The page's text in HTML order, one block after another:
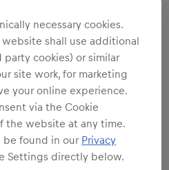
necessary cookies.
shall use additional
cookies) or similar
site work, for marketing
your online experience.
via the Cookie
the website at any time.
be found in our Privacy
Settings directly below.